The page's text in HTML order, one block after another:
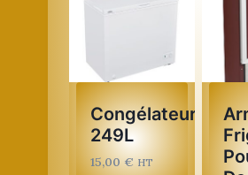
Congélateur
249L
15,00€ HT